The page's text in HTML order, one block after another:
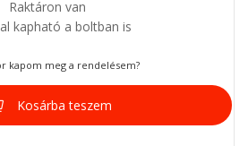
Raktáron van
kapható a boltban is
kapom meg a rendelésem?
Kosárba teszem